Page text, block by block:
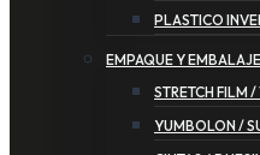
PLASTICO
EMPAQUE Y EMBALAJE
STRETCH FILM
YUMBOLON /